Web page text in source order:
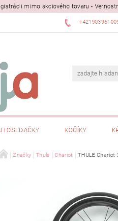
mimo akciového tovaru •
KOČÍKY
Značky Thule Chariot THULE Chariot